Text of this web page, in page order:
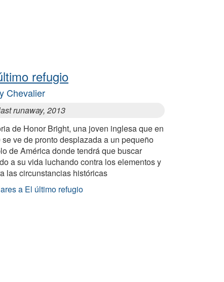
refugio
Chevalier
runaway, 2013
de Honor Bright, una joven inglesa que en
se ve de pronto desplazada a un pequeño
de América donde tendrá que buscar
a su vida luchando contra los elementos y
las circunstancias históricas
a El último refugio